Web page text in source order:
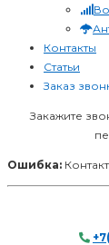
Контакты
Статьи
Заказ
Закажите
Ошибка: